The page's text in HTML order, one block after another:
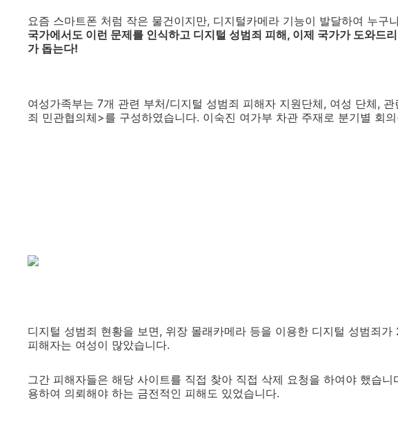
요즘 스마트폰 처럼 작은 물건이지만, 디지털카메라 기능이 발달하여 누구
국가에서도 이런 문제를 인식하고 디지털 성범죄 피해, 이제 국가가 도와드
가 돕는다!
여성가족부는 7개 관련 부처/디지털 성범죄 피해자 지원단체, 여성 단체,
죄 민관협의체>를 구성하였습니다. 이숙진 여가부 차관 주재로 분기별 회
디지털 성범죄 현황을 보면, 위장 몰래카메라 등을 이용한 디지털 성범죄
피해자는 여성이 많았습니다.
그간 피해자들은 해당 사이트를 직접 찾아 직접 삭제 요청을 하여야 했습
용하여 의뢰해야 하는 금전적인 피해도 있었습니다.